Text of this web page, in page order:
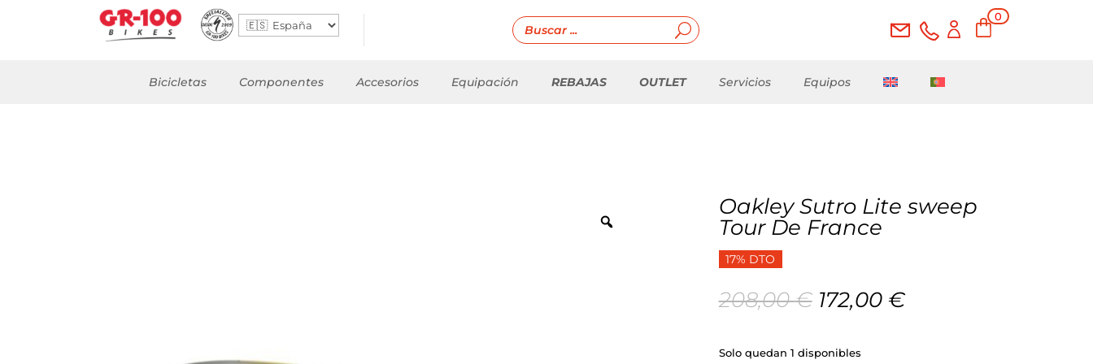
0
ele
Bicicletas Componentes Accesorios Equipación REBAJAS OUTLET Servicios Equipos
Oakley Sutro Lite sweep
Tour De France
17% DTO
208,00€ El
precio
era:
172,00 €El
Solo quedan 1 disponibles